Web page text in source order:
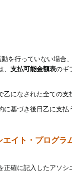
を行っていない場
支払可能金額表のギ
になされた全ての
基づき後日乙に支払
エイト・プログラ
確に記入したアソ